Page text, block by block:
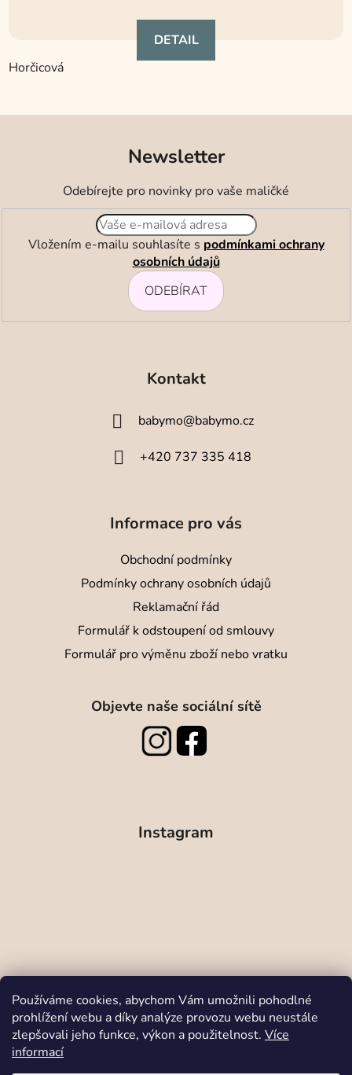
Používáme cookies, abychom Vám umožnili pohodlné
prohlížení webu a díky analýze provozu webu neustále
zlepšovali jeho funkce, výkon a použitelnost. Více
informací
je
5,0
z
DETAIL
Horčicová
Newsletter
Odebírejte pro novinky pro vaše maličké
Vložením e-mailu souhlasíte s podmínkami ochrany
osobních údajů
ODEBÍRAT
Kontakt
babymo@babymo.cz
+420 737 335 418
Informace pro vás
Obchodní podmínky
Podmínky ochrany osobních údajů
Reklamační řád
Formulář k odstoupení od smlouvy
Formulář pro výměnu zboží nebo vratku
Objevte naše sociální sítě
Instagram
Sledovat na Instagramu